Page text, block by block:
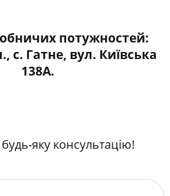
потужностей:
с. Гатне, вул. Київська
138А.
яку консультацію!